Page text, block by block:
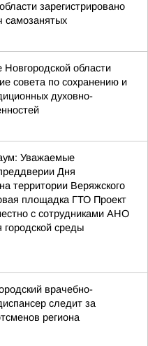
зарегистрировано
самозанятых
Новгородской области
совета по сохранению и
духовно-
Уважаемые
Дня
территории Веряжского
площадка ГТО Проект
с сотрудниками АНО
городской среды
врачебно-
следит за
региона